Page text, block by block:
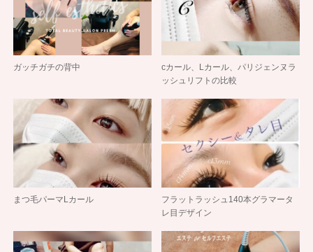
ガッチガチの背中
cカール、Lカール、パリジェンヌラ
ッシュリフトの比較
まつ毛パーマLカール
フラットラッシュ140本グラマータ
レ目デザイン